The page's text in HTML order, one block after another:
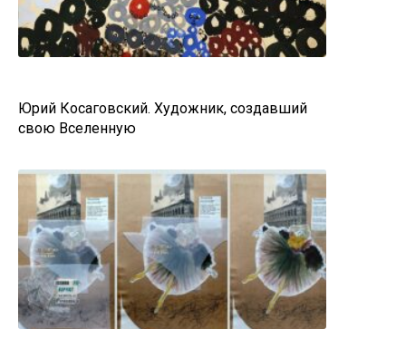
Юрий Косаговский. Художник, создавший
свою Вселенную